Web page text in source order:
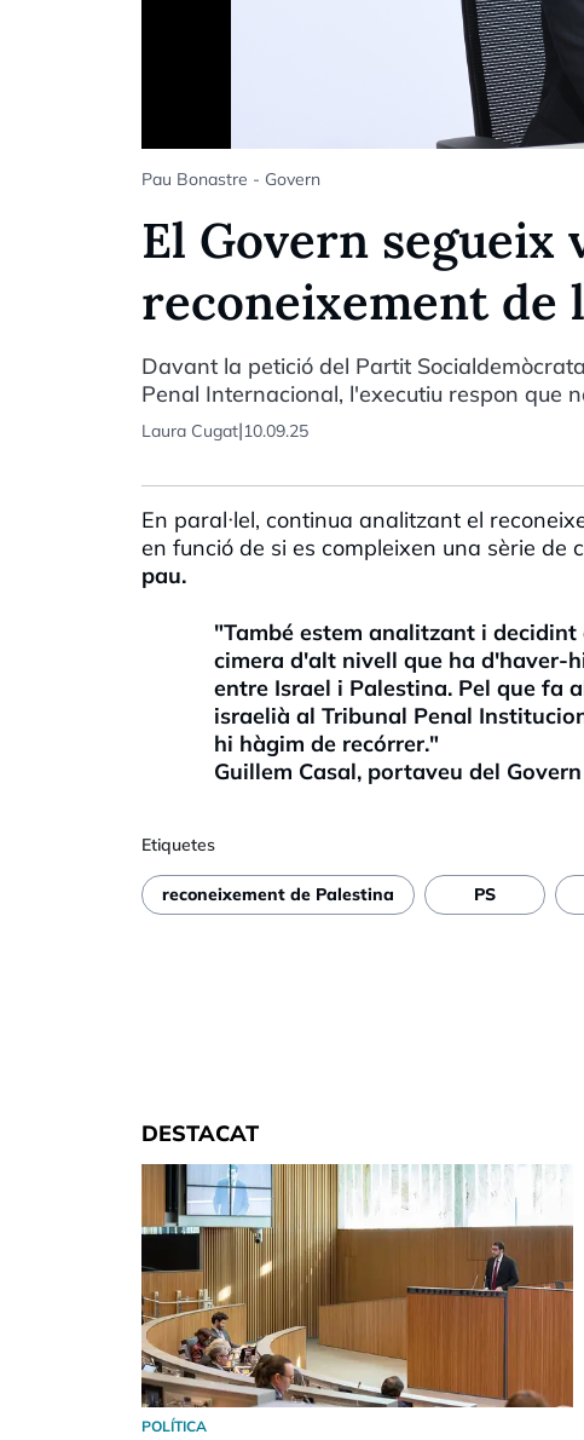
Pau Bonastre - Govern
El Govern segueix
reconeixement de
Davant la petició del Partit
Penal Internacional, l'executiu respon que
Laura Cugat|10.09.25
En paral·lel, continua analitzant el
en funció de si es compleixen una sèrie de
pau.
"També estem analitzant i
cimera d'alt nivell que ha d'haver-
entre Israel i Palestina. Pel que fa
israelià al Tribunal Penal
hi hàgim de recórrer."
Guillem Casal, portaveu del Govern
Etiquetes
reconeixement de Palestina PS
DESTACAT
POLÍTICA